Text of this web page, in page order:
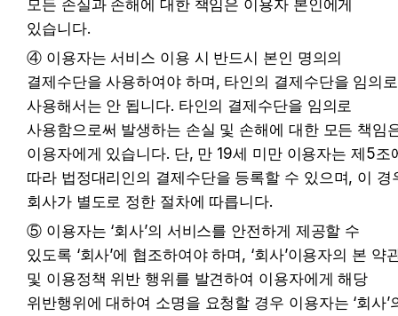
모든 손실과 손해에 대한 책임은 이용자 본인에게
있습니다.
④ 이용자는 서비스 이용 시 반드시 본인 명의의
결제수단을 사용하여야 하며, 타인의 결제수단을 임의로
사용해서는 안 됩니다. 타인의 결제수단을 임의로
사용함으로써 발생하는 손실 및 손해에 대한 모든 책임
이용자에게 있습니다. 단, 만 19세 미만 이용자는 제5조
따라 법정대리인의 결제수단을 등록할 수 있으며, 이 경
회사가 별도로 정한 절차에 따릅니다.
⑤ 이용자는 ‘회사’의 서비스를 안전하게 제공할 수
있도록 ‘회사’에 협조하여야 하며, ‘회사’이용자의 본 약
및 이용정책 위반 행위를 발견하여 이용자에게 해당
위반행위에 대하여 소명을 요청할 경우 이용자는 ‘회사’